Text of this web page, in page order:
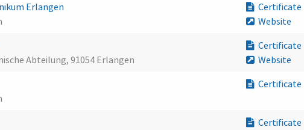
Erlangen
Certificate
Website
Abteilung, 91054 Erlangen
Certificate
Website
Certificate
Certificate